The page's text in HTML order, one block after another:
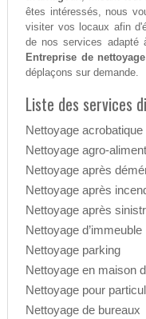
êtes intéressés, nous
visiter vos locaux afin
de nos services adapté
Entreprise de
déplaçons sur demande.
Liste des services
Nettoyage acrobatique
Nettoyage agro-
Nettoyage après
Nettoyage après
Nettoyage après
Nettoyage d’immeuble
Nettoyage parking
Nettoyage en maison
Nettoyage pour
Nettoyage de bureaux